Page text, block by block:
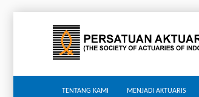
TENTANG KAMI MENJADI AKTUARIS